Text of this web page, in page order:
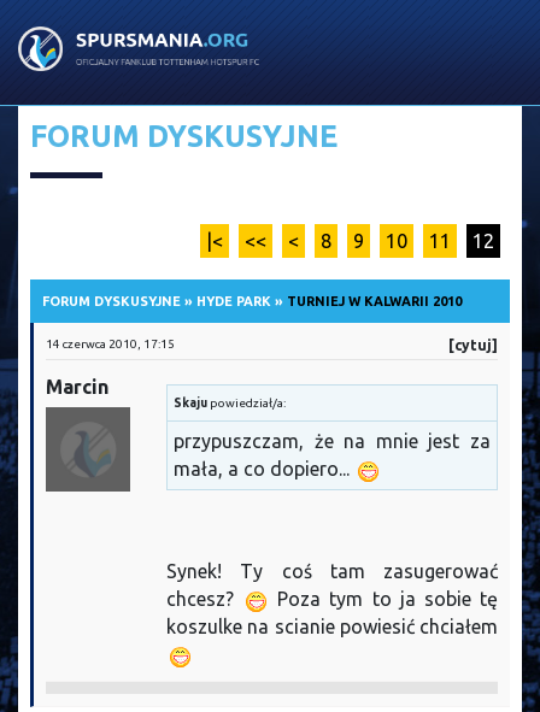
FORUM DYSKUSYJNE
|< << < 8 9 10 11 12
FORUM DYSKUSYJNE » HYDE PARK » TURNIEJ W KALWARII 2010
14 czerwca 2010, 17:15 [cytuj]
Marcin
Skaju powiedział/a:
przypuszczam, że na mnie jest za
mała, a co dopiero...
Synek! Ty coś tam zasugerować
chcesz?
Poza tym to ja sobie tę
koszulke na scianie powiesić chciałem